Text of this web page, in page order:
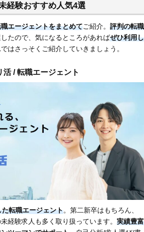
経験おすすめ人気4選
エージェントをまとめてご紹介。 評判の転職
たので、気になるところがあればぜひ利用し
はさっそくご紹介していきましょう。
/ 転職エージェント
転職エージェント。第二新卒はもちろん、
経験求人も多く取り扱っています。 実績豊富